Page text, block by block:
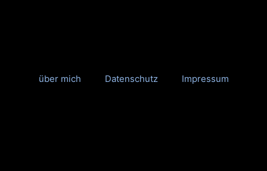
über mich Datenschutz Impressum